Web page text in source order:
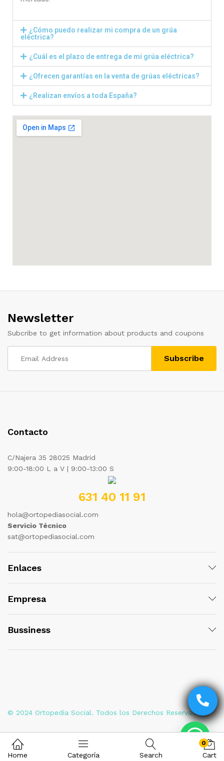
¿Cómo puedo realizar mi compra de un grúa
eléctrica?
¿Cuál es el plazo de entrega de mi grúa eléctrica?
¿Ofrecen garantías en la venta de grúas eléctricas?
¿Realizan envíos a toda España?
Newsletter
Subcribe to get information about products and coupons
Contacto
C/Najera 35 28025 Madrid
9:00-18:00 L a V | 9:00-13:00 S
631 40 11 91
hola@ortopediasocial.com
Servicio Técnico
sat@ortopediasocial.com
Enlaces
Empresa
Bussiness
© 2024 Ortopedia Social. Todos los Derechos Reservados
Home Categoría Search
0
Cart